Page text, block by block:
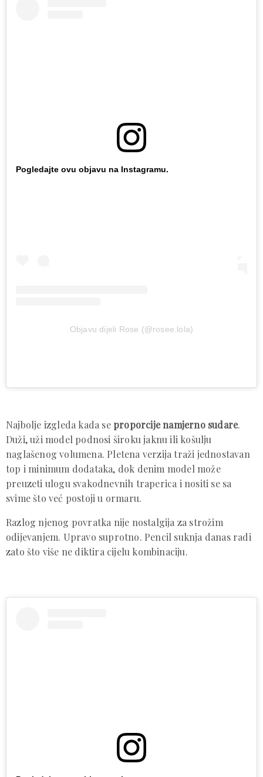
Pogledajte ovu objavu na Instagramu.
Objavu dijeli Rose (@rosee.lola)
Najbolje izgleda kada seproporcije namjerno sudare.
Duži, uži model podnosi široku jaknu ili košulju
naglašenog volumena. Pletena verzija traži jednostavan
top i minimum dodataka, dok denim model može
preuzeti ulogu svakodnevnih traperica i nositi se sa
svime što već postoji u ormaru.
Razlog njenog povratka nije nostalgija za strožim
odijevanjem. Upravo suprotno. Pencil suknja danas radi
zato što više ne diktira cijelu kombinaciju.